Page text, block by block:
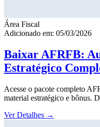
Área Fiscal
Adicionado em: 05/03/2026
Baixar AFRFB:
Estratégico
Acesse o pacote completo
material estratégico e bônus.
Ver Detalhes →